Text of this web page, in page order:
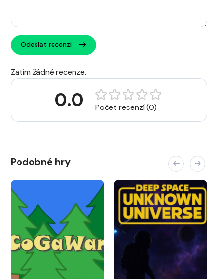
Odeslat recenzi
Zatím žádné recenze.
0.0 Počet recenzí (0)
Podobné hry